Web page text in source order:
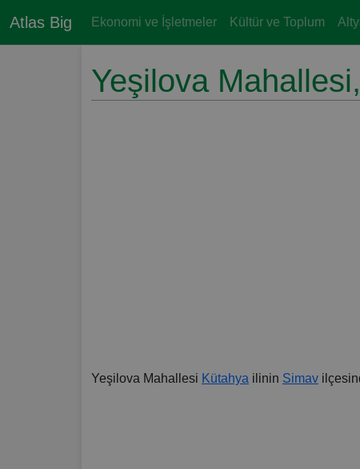
Atlas Big Ekonomi ve İşletmeler Kültür ve Toplum
Yeşilova
Yeşilova Mahallesi Kütahya ilinin Simav